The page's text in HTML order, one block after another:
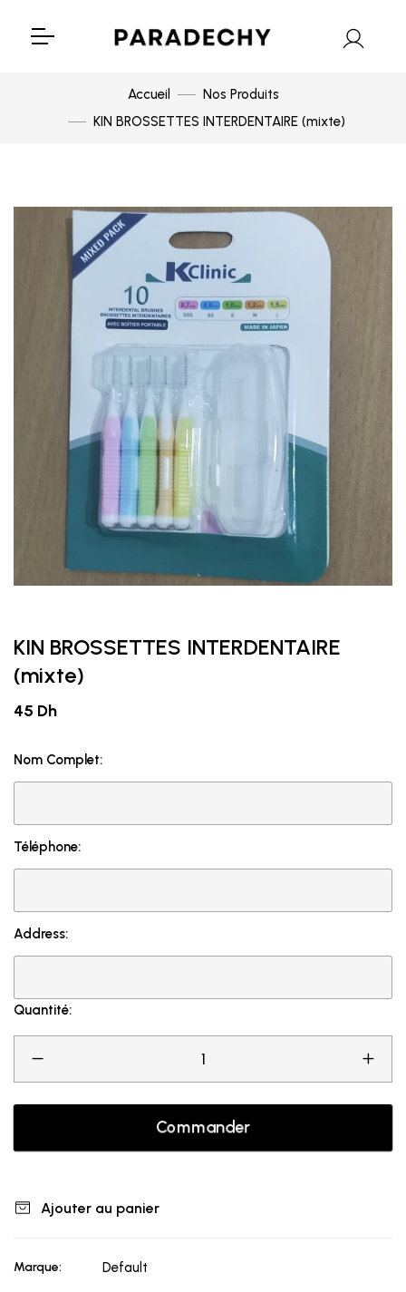
Accueil
Nos Produits
KIN BROSSETTES INTERDENTAIRE (mixte)
KIN BROSSETTES INTERDENTAIRE
(mixte)
45 Dh
Nom Complet:
Téléphone:
Address:
Quantité:
Commander
Ajouter au panier
Marque: Default